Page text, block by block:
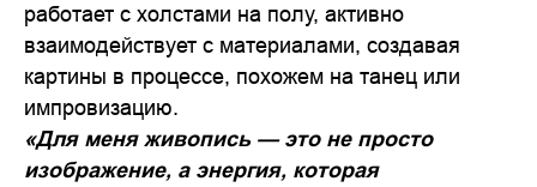
работает с холстами на полу, активно
взаимодействует с материалами, создавая
картины в процессе, похожем на танец или
импровизацию.
«Для меня живопись — это не просто
изображение, а энергия, которая